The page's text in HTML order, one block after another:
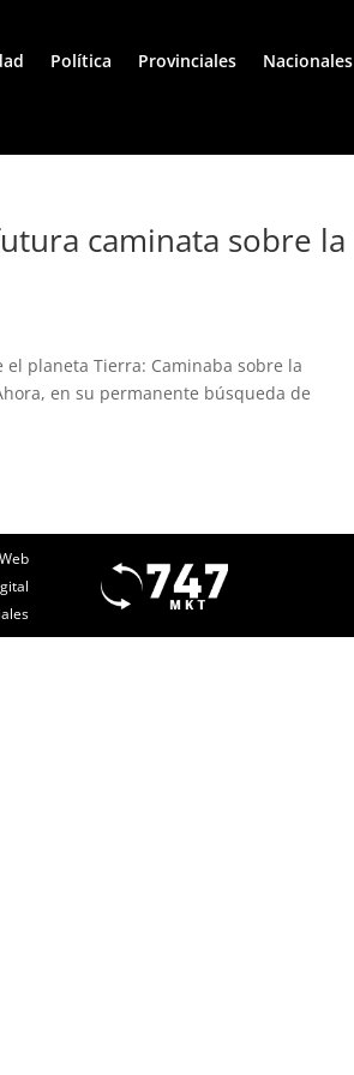
Política Provinciales Nacionales
caminata sobre la
planeta Tierra: Caminaba sobre la
en su permanente búsqueda de